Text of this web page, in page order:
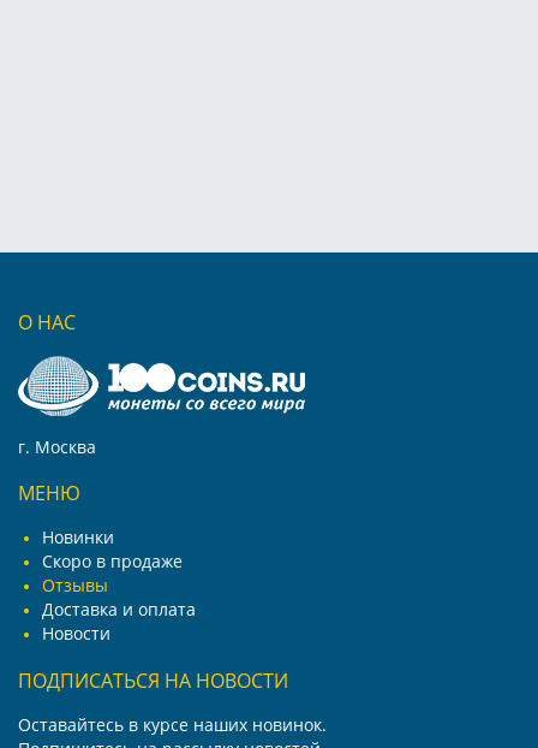
О НАС
г. Москва
МЕНЮ
Новинки
Скоро в продаже
Отзывы
Доставка и оплата
Новости
ПОДПИСАТЬСЯ НА НОВОСТИ
Оставайтесь в курсе наших новинок.